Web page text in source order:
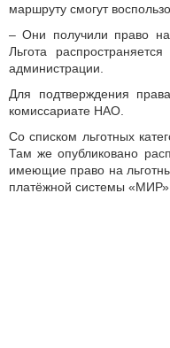
маршруту смогут
– Они получили право
Льгота
администрации.
Для подтверждения
комиссариате НАО.
Со списком льготных
Там же опубликовано
имеющие право на
платёжной системы «МИР».